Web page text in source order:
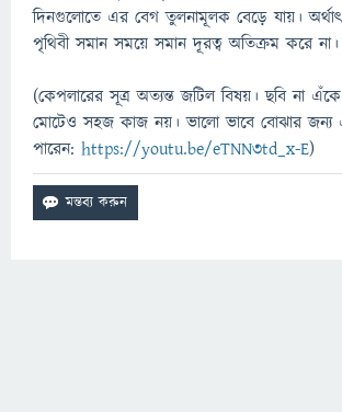
দিনগুলোতে এর বেগ তুলনামূলক বেড়ে যায়। অর্থাৎ,
পৃথিবী সমান সময়ে সমান দূরত্ব অতিক্রম করে না।
(কেপলারের সূত্র অত্যন্ত জটিল বিষয়। ছবি না
মোটেও সহজ কাজ নয়। ভালো ভাবে বোঝার জন্য
পারেন: https://youtu.be/eTNN3td_x-E)